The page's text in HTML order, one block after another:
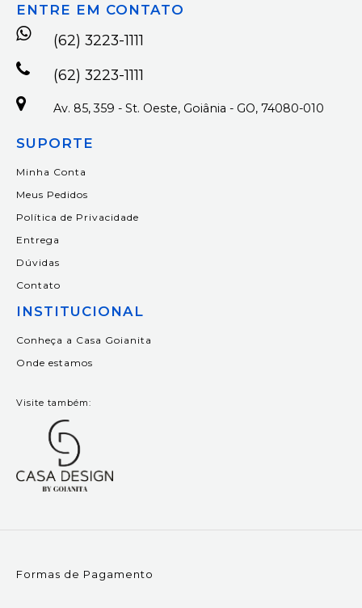
ENTRE EM CONTATO
(62) 3223-1111
(62) 3223-1111
Av. 85, 359 - St. Oeste, Goiânia - GO, 74080-010
SUPORTE
Minha Conta
Meus Pedidos
Política de Privacidade
Entrega
Dúvidas
Contato
INSTITUCIONAL
Conheça a Casa Goianita
Onde estamos
Visite também:
Formas de Pagamento